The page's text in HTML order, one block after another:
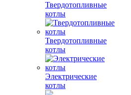
Твердотопливные
котлы
Твердотопливные
котлы
Электрические
котлы